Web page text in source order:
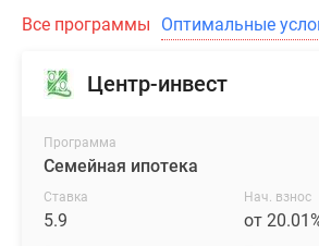
функциональностью
эргономичностью.
Жилье
сдается
без
что
Все программы Оптимальные
Центр-инвест
Программа
Семейная ипотека
Ставка
5.9
Нач. взнос
от